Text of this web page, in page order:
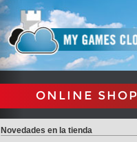
ONLINE SHOP
Novedades en la tienda